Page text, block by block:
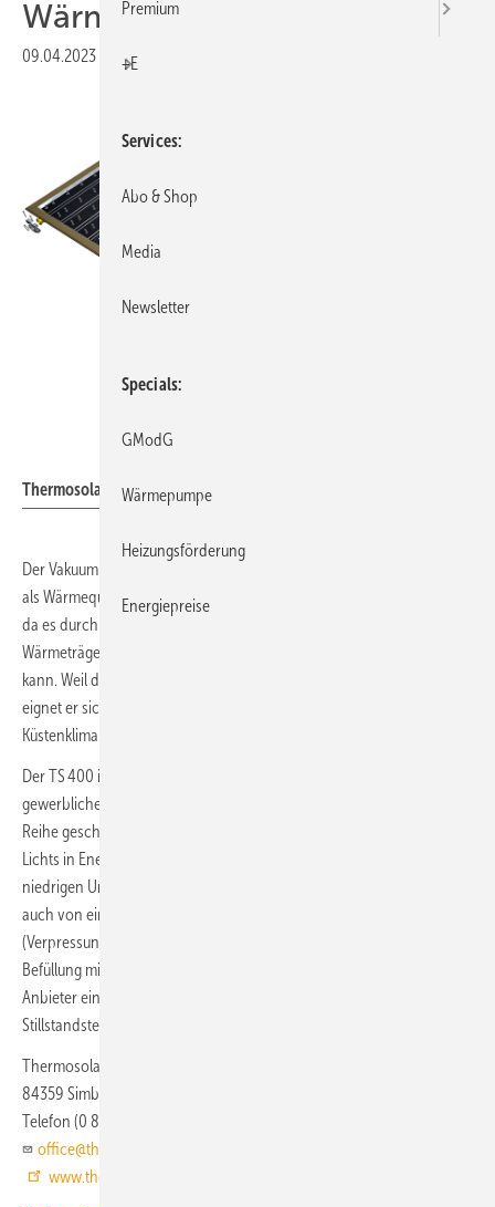
Wärmepumpen
09.04.2023 Veröffentlicht in
Thermosolar: Vakuum-Flachkollektor TS 400.
Der Vakuum-Flachkollektor
als Wärmequelle für Sole/Wasser-Wärmepumpen verwendet werden,
da es durch seine Vakuum-Isolationstechnik auch bei kaltem
Wärmeträger nicht zu einer Kondensatbildung im Kollektor kommen
kann. Weil der Kollektor vollkommen hermetisch abgeschlossen ist,
eignet er sich auch für Gegenden mit starker Luftverschmutzung und
Küstenklima.
Der TS 400 ist für alle Einsatzbereiche in Privathaushalten und für den
gewerblichen Einsatz und für Großanlagen (zehn Stück können in
Reihe geschaltet werden) geeignet. Da er bis zu 47 % des diffusen
Lichts in Energie umsetzt, hat er selbst an bewölkten Tagen und bei
niedrigen Umgebungstemperaturen eine hohe Leistung. Dies wird
auch von einer großflächigen mechanischen Verbindung
(Verpressung) von Absorber und Mäander unterstützt. Durch die
Befüllung mit Kryptongas in den evakuierten Kollektor kann laut
Anbieter eine Leistungssteigerung von 10 % erreicht werden. Die
Stillstandstemperatur wird mit 224 °C angegeben.
Thermosolar
84359 Simbach / Inn
Telefon (0 85 71) 93 99 80
office@thermosolar.de
www.thermosolar.de
Premium
+E
Services
Abo & Shop
Media
Newsletter
Specials
GModG
Wärmepumpe
Heizungsförderung
Energiepreise